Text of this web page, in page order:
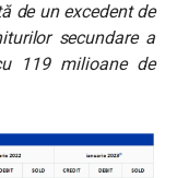
de un excedent de
secundare a
119 milioane de